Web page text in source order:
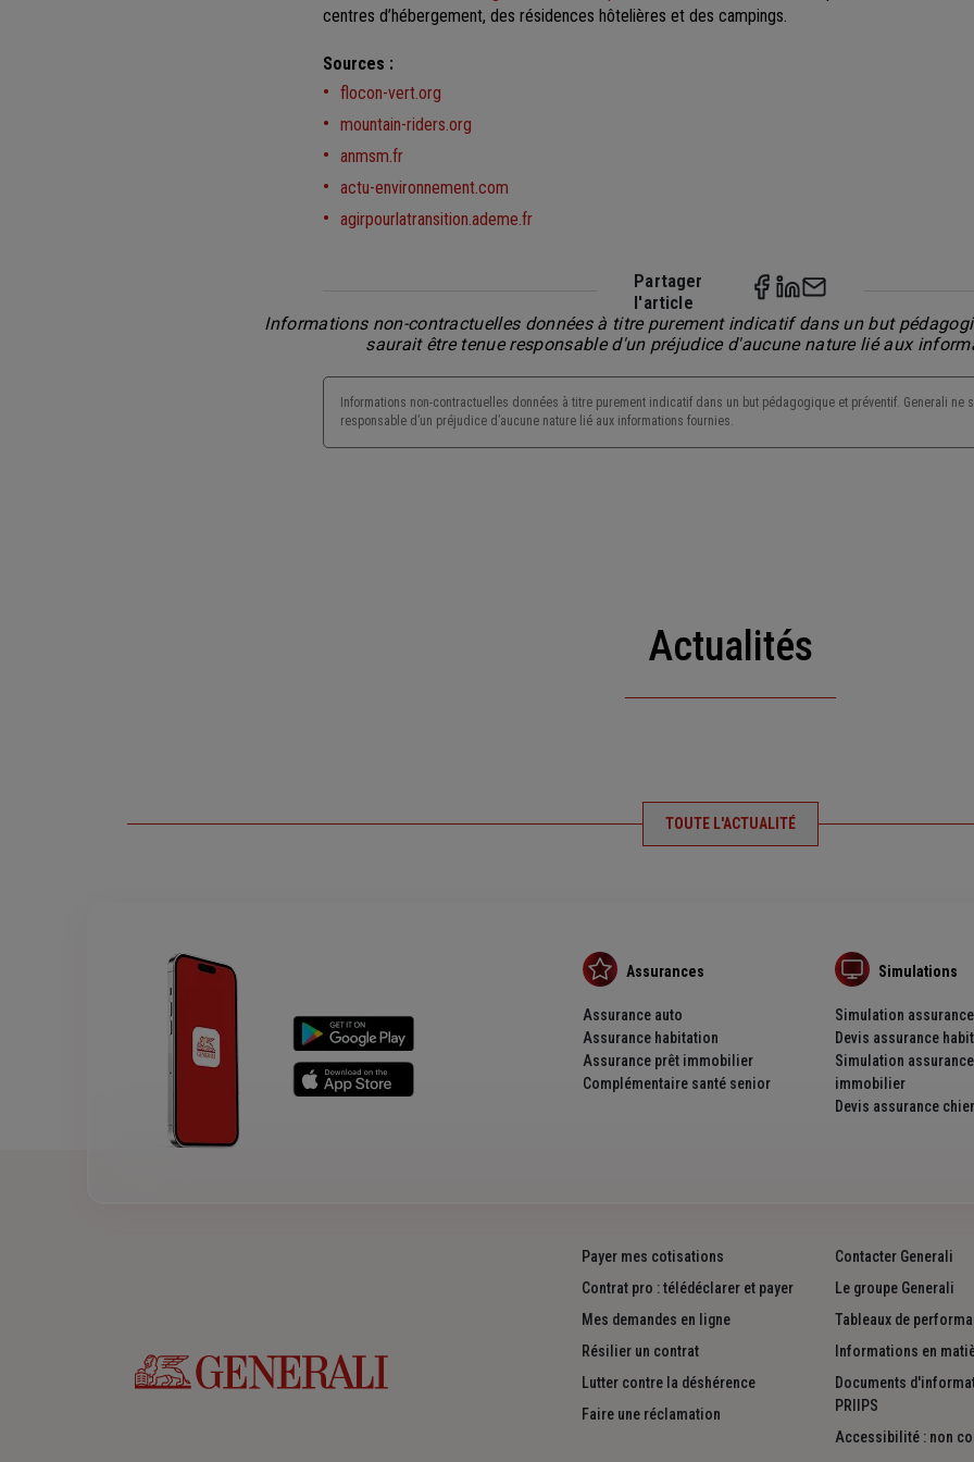
centres d’hébergement, des résidences hôtelières et des campings.
Sources :
flocon-vert.org
mountain-riders.org
anmsm.fr
actu-environnement.com
agirpourlatransition.ademe.fr
Partager
l'article
Informations non-contractuelles données à titre purement indicatif dans un but
saurait être tenue responsable d'un préjudice d'aucune nature lié aux
Informations non-contractuelles données à titre purement indicatif dans un but pédagogique et préventif. Generali ne
responsable d’un préjudice d’aucune nature lié aux informations fournies.
Actualités
TOUTE L'ACTUALITÉ
Assurances
Assurance auto
Assurance habitation
Assurance prêt immobilier
Complémentaire santé senior
Simulations
Simulation
Devis assurance
Simulation
immobilier
Devis assurance
Payer mes cotisations
Contrat pro : télédéclarer et payer
Mes demandes en ligne
Résilier un contrat
Lutter contre la déshérence
Faire une réclamation
Contacter Generali
Le groupe Generali
Tableaux de
Informations en
Documents
PRIIPS
Accessibilité : non